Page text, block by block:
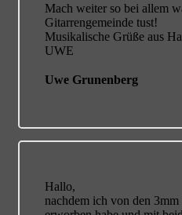
Mach weiter so bei allem
Gitarrengemeinde tust!
Musikalische Grüße aus
UWE
Uwe Grunenberg
Hallo,
nachdem ich von den